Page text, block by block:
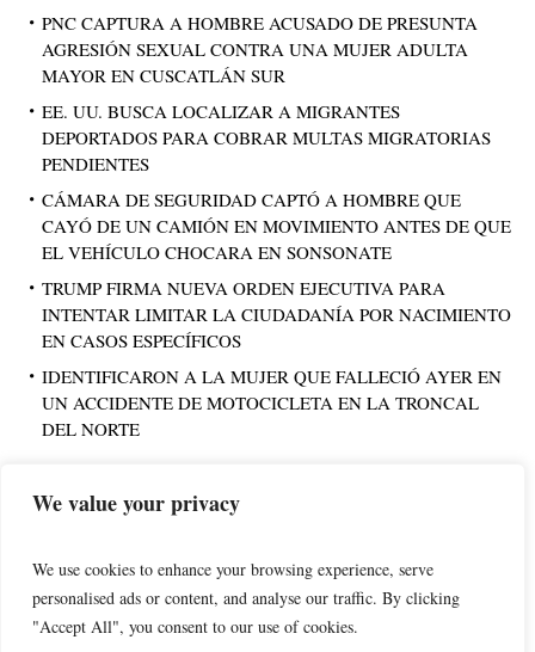
We value your privacy
We use cookies to enhance your browsing experience, serve
personalised ads or content, and analyse our traffic. By clicking
"Accept All", you consent to our use of cookies.
PNC CAPTURA A HOMBRE ACUSADO DE PRESUNTA
AGRESIÓN SEXUAL CONTRA UNA MUJER ADULTA
MAYOR EN CUSCATLÁN SUR
EE. UU. BUSCA LOCALIZAR A MIGRANTES
DEPORTADOS PARA COBRAR MULTAS MIGRATORIAS
PENDIENTES
CÁMARA DE SEGURIDAD CAPTÓ A HOMBRE QUE
CAYÓ DE UN CAMIÓN EN MOVIMIENTO ANTES DE QUE
EL VEHÍCULO CHOCARA EN SONSONATE
TRUMP FIRMA NUEVA ORDEN EJECUTIVA PARA
INTENTAR LIMITAR LA CIUDADANÍA POR NACIMIENTO
EN CASOS ESPECÍFICOS
IDENTIFICARON A LA MUJER QUE FALLECIÓ AYER EN
UN ACCIDENTE DE MOTOCICLETA EN LA TRONCAL
DEL NORTE
PUBLICIDAD